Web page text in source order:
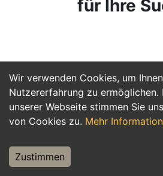
Wir verwenden Cookies, um
Nutzererfahrung zu ermöglichen.
unserer Webseite stimmen Sie
von Cookies zu. Mehr
Zustimmen
für Ihre